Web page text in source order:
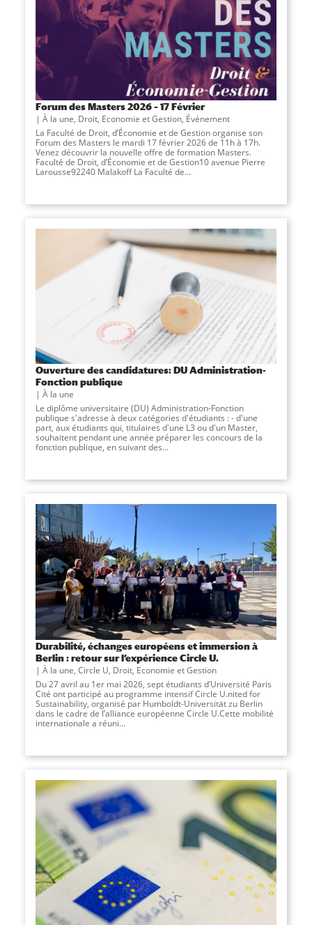
Forum des Masters 2026 – 17 Février
À la une, Droit, Economie et Gestion, Événement
La Faculté de Droit, d’Économie et de Gestion organise son
Forum des Masters le mardi 17 février 2026 de 11h à 17h.
Venez découvrir la nouvelle offre de formation Masters.
Faculté de Droit, d’Économie et de Gestion10 avenue Pierre
Larousse92240 Malakoff La Faculté de...
Ouverture des candidatures: DU Administration-
Fonction publique
À la une
Le diplôme universitaire (DU) Administration-Fonction
publique s'adresse à deux catégories d'étudiants : - d'une
part, aux étudiants qui, titulaires d'une L3 ou d'un Master,
souhaitent pendant une année préparer les concours de la
fonction publique, en suivant des...
Durabilité, échanges européens et immersion à
Berlin : retour sur l’expérience Circle U.
À la une, Circle U, Droit, Economie et Gestion
Du 27 avril au 1er mai 2026, sept étudiants d’Université Paris
Cité ont participé au programme intensif Circle U.nited for
Sustainability, organisé par Humboldt-Universität zu Berlin
dans le cadre de l’alliance européenne Circle U.Cette mobilité
internationale a réuni...